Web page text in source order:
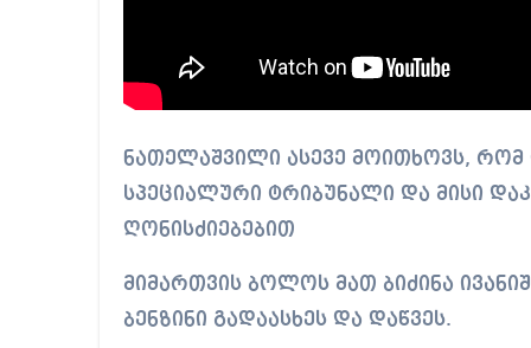
ნათელაშვილი ასევე მოითხოვს, რომ
სპეციალური ტრიბუნალი და მისი
ღონისძიებებით
მიმართვის ბოლოს მათ ბიძინა
ბენზინი გადაასხეს და დაწვეს.